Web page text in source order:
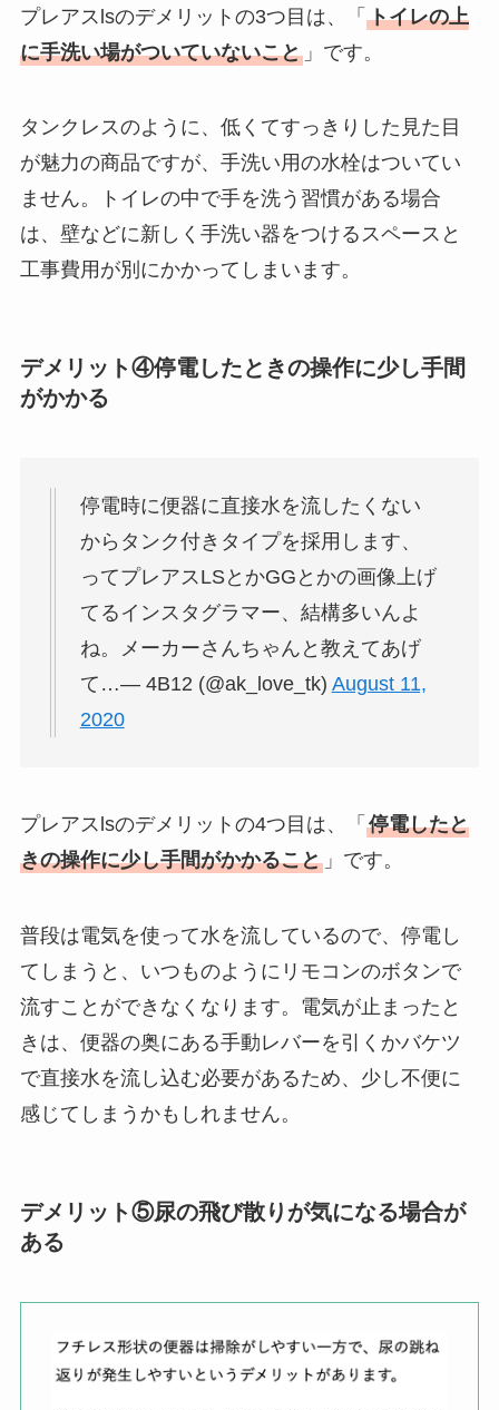
プレアスlsのデメリットの3つ目は、「 トイレの上
に手洗い場がついていないこと」です。
タンクレスのように、低くてすっきりした見た目
が魅力の商品ですが、手洗い用の水栓はついてい
ません。トイレの中で手を洗う習慣がある場合
は、壁などに新しく手洗い器をつけるスペースと
工事費用が別にかかってしまいます。
デメリット④停電したときの操作に少し手間
がかかる
停電時に便器に直接水を流したくない
からタンク付きタイプを採用します、
ってプレアスLSとかGGとかの画像上げ
てるインスタグラマー、結構多いんよ
ね。メーカーさんちゃんと教えてあげ
て…— 4B12 (@ak_love_tk) August 11,
2020
プレアスlsのデメリットの4つ目は、「 停電したと
きの操作に少し手間がかかること」です。
普段は電気を使って水を流しているので、停電し
てしまうと、いつものようにリモコンのボタンで
流すことができなくなります。電気が止まったと
きは、便器の奥にある手動レバーを引くかバケツ
で直接水を流し込む必要があるため、少し不便に
感じてしまうかもしれません。
デメリット⑤尿の飛び散りが気になる場合が
ある